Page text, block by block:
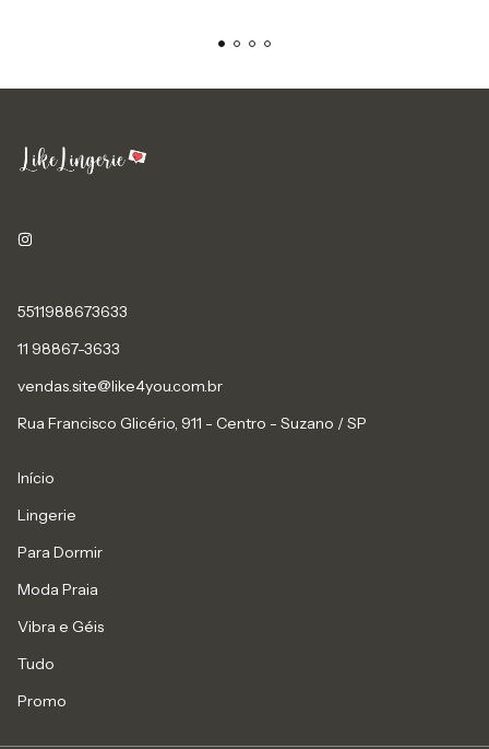
5511988673633
11 98867-3633
vendas.site@like4you.com.br
Rua Francisco Glicério, 911 - Centro - Suzano / SP
Início
Lingerie
Para Dormir
Moda Praia
Vibra e Géis
Tudo
Promo